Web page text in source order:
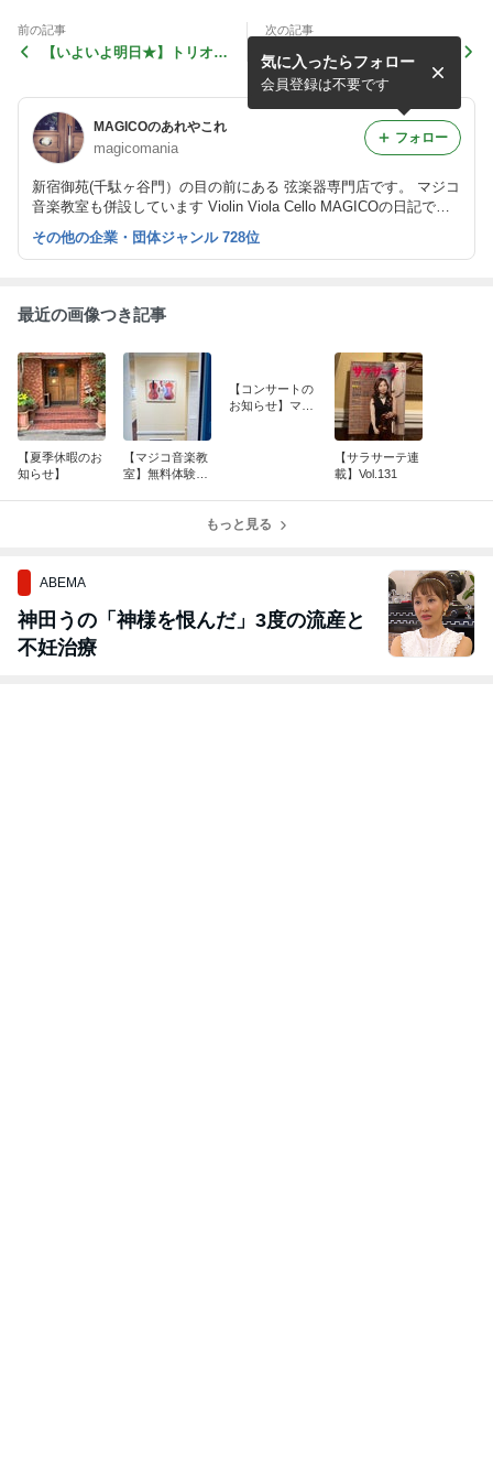
前の記事
【いよいよ明日★】トリオコ
次の記事
【コンサートのお知らせ】マ
ジコ音楽教室チェロ講師 竹
本先生
MAGICOのあれやこれ
magicomania
新宿御苑(千駄ヶ谷門）の目の前にある 弦楽器専門店です。 マジコ
音楽教室も併設しています Violin Viola Cello MAGICOの日記です
気に入ったらフォロー
会員登録は不要です
フォロー
その他の企業・団体ジャンル 728位
最近の画像つき記事
【夏季休暇のお
知らせ】
【マジコ音楽教
室】無料体験レ
【コンサートの
お知らせ】マジ
【サラサーテ連
載】Vol.131
もっと見る
ABEMA
神田うの「神様を恨んだ」3度の流産と
不妊治療